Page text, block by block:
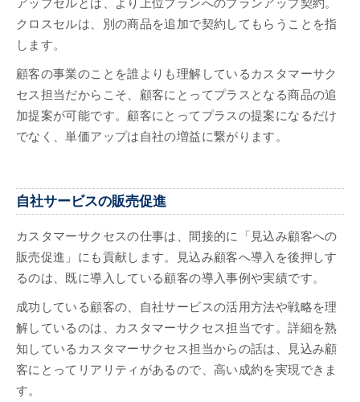
アップセルとは、より上位プランへのプランアップ契約。
クロスセルは、別の商品を追加で契約してもらうことを指
します。
顧客の事業のことを誰よりも理解しているカスタマーサク
セス担当だからこそ、顧客にとってプラスとなる商品の追
加提案が可能です。顧客にとってプラスの提案になるだけ
でなく、単価アップは自社の増益に繋がります。
自社サービスの販売促進
カスタマーサクセスの仕事は、間接的に「見込み顧客への
販売促進」にも貢献します。見込み顧客へ導入を後押しす
るのは、既に導入している顧客の導入事例や実績です。
成功している顧客の、自社サービスの活用方法や戦略を理
解しているのは、カスタマーサクセス担当です。詳細を熟
知しているカスタマーサクセス担当からの話は、見込み顧
客にとってリアリティがあるので、高い成約を実現できま
す。